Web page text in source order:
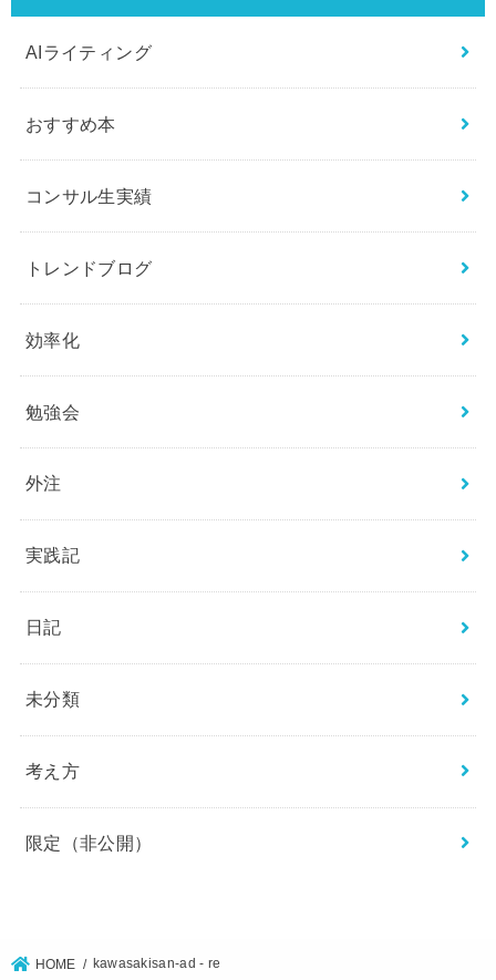
AIライティング
おすすめ本
コンサル生実績
トレンドブログ
効率化
勉強会
外注
実践記
日記
未分類
考え方
限定（非公開）
HOME kawasakisan-ad - re